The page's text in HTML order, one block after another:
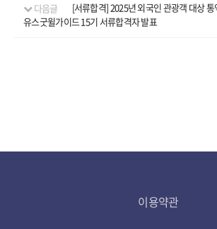
다음글
[서류합격] 2025년 외국인 관광객 대상
유스굿윌가이드 15기 서류합격자 발표
이용약관